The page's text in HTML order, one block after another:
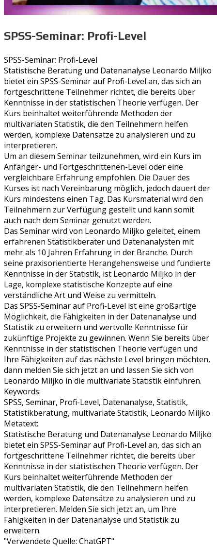
SPSS-Seminar: Profi-Level
SPSS-Seminar: Profi-Level
Statistische Beratung und Datenanalyse Leonardo Miljko
bietet ein SPSS-Seminar auf Profi-Level an, das sich an
fortgeschrittene Teilnehmer richtet, die bereits über
Kenntnisse in der statistischen Theorie verfügen. Der
Kurs beinhaltet weiterführende Methoden der
multivariaten Statistik, die den Teilnehmern helfen
werden, komplexe Datensätze zu analysieren und zu
interpretieren.
Um an diesem Seminar teilzunehmen, wird ein Kurs im
Anfänger- und Fortgeschrittenen-Level oder eine
vergleichbare Erfahrung empfohlen. Die Dauer des
Kurses ist nach Vereinbarung möglich, jedoch dauert der
Kurs mindestens einen Tag. Das Kursmaterial wird den
Teilnehmern zur Verfügung gestellt und kann somit
auch nach dem Seminar genutzt werden.
Das Seminar wird von Leonardo Miljko geleitet, einem
erfahrenen Statistikberater und Datenanalysten mit
mehr als 10 Jahren Erfahrung in der Branche. Durch
seine praxisorientierte Herangehensweise und fundierte
Kenntnisse in der Statistik, ist Leonardo Miljko in der
Lage, komplexe statistische Konzepte auf eine
verständliche Art und Weise zu vermitteln.
Das SPSS-Seminar auf Profi-Level ist eine großartige
Möglichkeit, die Fähigkeiten in der Datenanalyse und
Statistik zu erweitern und wertvolle Kenntnisse für
zukünftige Projekte zu gewinnen. Wenn Sie bereits über
Kenntnisse in der statistischen Theorie verfügen und
Ihre Fähigkeiten auf das nächste Level bringen möchten,
dann melden Sie sich jetzt an und lassen Sie sich von
Leonardo Miljko in die multivariate Statistik einführen.
Keywords:
SPSS, Seminar, Profi-Level, Datenanalyse, Statistik,
Statistikberatung, multivariate Statistik, Leonardo Miljko
Metatext:
Statistische Beratung und Datenanalyse Leonardo Miljko
bietet ein SPSS-Seminar auf Profi-Level an, das sich an
fortgeschrittene Teilnehmer richtet, die bereits über
Kenntnisse in der statistischen Theorie verfügen. Der
Kurs beinhaltet weiterführende Methoden der
multivariaten Statistik, die den Teilnehmern helfen
werden, komplexe Datensätze zu analysieren und zu
interpretieren. Melden Sie sich jetzt an, um Ihre
Fähigkeiten in der Datenanalyse und Statistik zu
erweitern.
"Verwendete Quelle: ChatGPT"